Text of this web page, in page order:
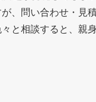
、問い合わせ・見
と相談すると、親